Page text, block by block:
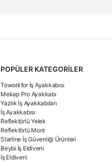
POPÜLER KATEGORİLER
Toworkfor İş Ayakkabısı
Mekap Pro Ayakkabı
Yazlık İş Ayakkabıları
İş Ayakkabısı
Reflektörlü Yelek
Reflektörlü Mont
Starline İş Güvenliği Ürünleri
Beybi İş Eldiveni
İş Eldiveni